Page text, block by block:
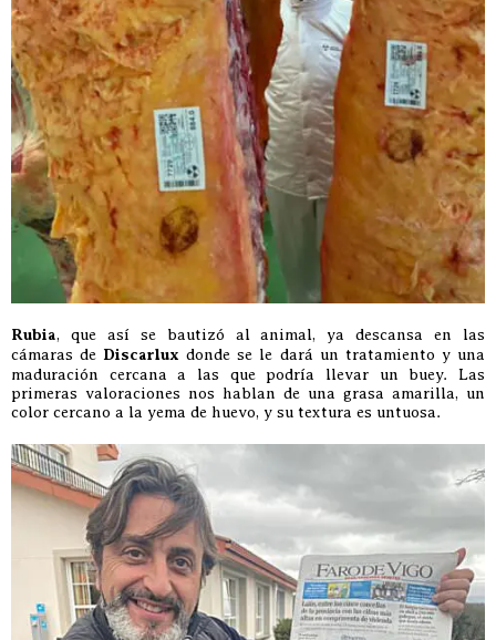
Rubia, que así se bautizó al animal, ya descansa en las
cámaras de Discarlux donde se le dará un tratamiento y una
maduración cercana a las que podría llevar un buey. Las
primeras valoraciones nos hablan de una grasa amarilla, un
color cercano a la yema de huevo, y su textura es untuosa.